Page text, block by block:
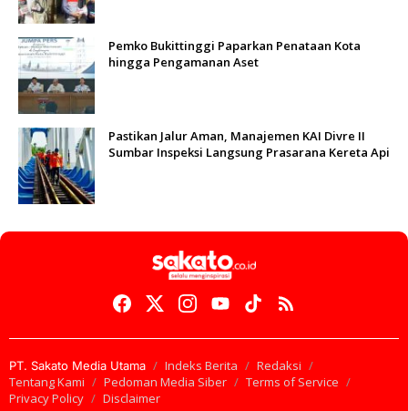
Pemko Bukittinggi Paparkan Penataan Kota
hingga Pengamanan Aset
Pastikan Jalur Aman, Manajemen KAI Divre II
Sumbar Inspeksi Langsung Prasarana Kereta Api
PT. Sakato Media Utama Indeks Berita
Redaksi
Tentang Kami
Pedoman Media Siber
Terms of Service
Privacy Policy
Disclaimer